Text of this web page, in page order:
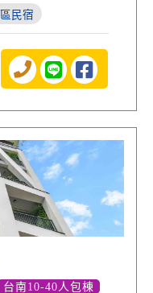
民宿
台南10-40人包棟